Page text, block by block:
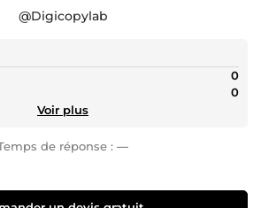
@Digicopylab
0
0
Voir plus
de réponse : —